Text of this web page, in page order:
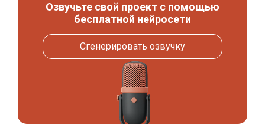
Озвучьте свой проект с помощью
бесплатной нейросети
Сгенерировать озвучку